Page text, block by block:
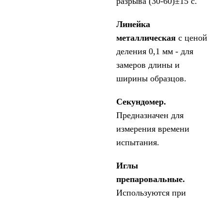
Линейка
металлическая с ценой
деления 0,1 мм - для
замеров длины и
ширины образцов.
Секундомер.
Предназначен для
измерения времени
испытания.
Иглы
препаровальные.
Используются при